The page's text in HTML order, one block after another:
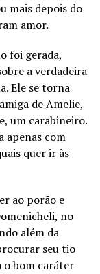
mais depois do
amor.
foi gerada,
a verdadeira
Ele se torna
de Amelie,
um carabineiro.
apenas com
quer ir às
ao porão e
no
além da
seu tio
o bom caráter